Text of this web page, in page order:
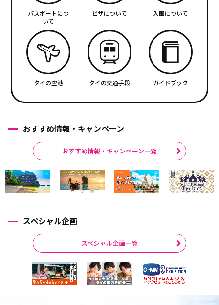
パスポートにつ
いて
ビザについて 入国について
タイの空港 タイの交通手段 ガイドブック
おすすめ情報・キャンペーン
おすすめ情報・キャンペーン一覧
スペシャル企画
スペシャル企画一覧